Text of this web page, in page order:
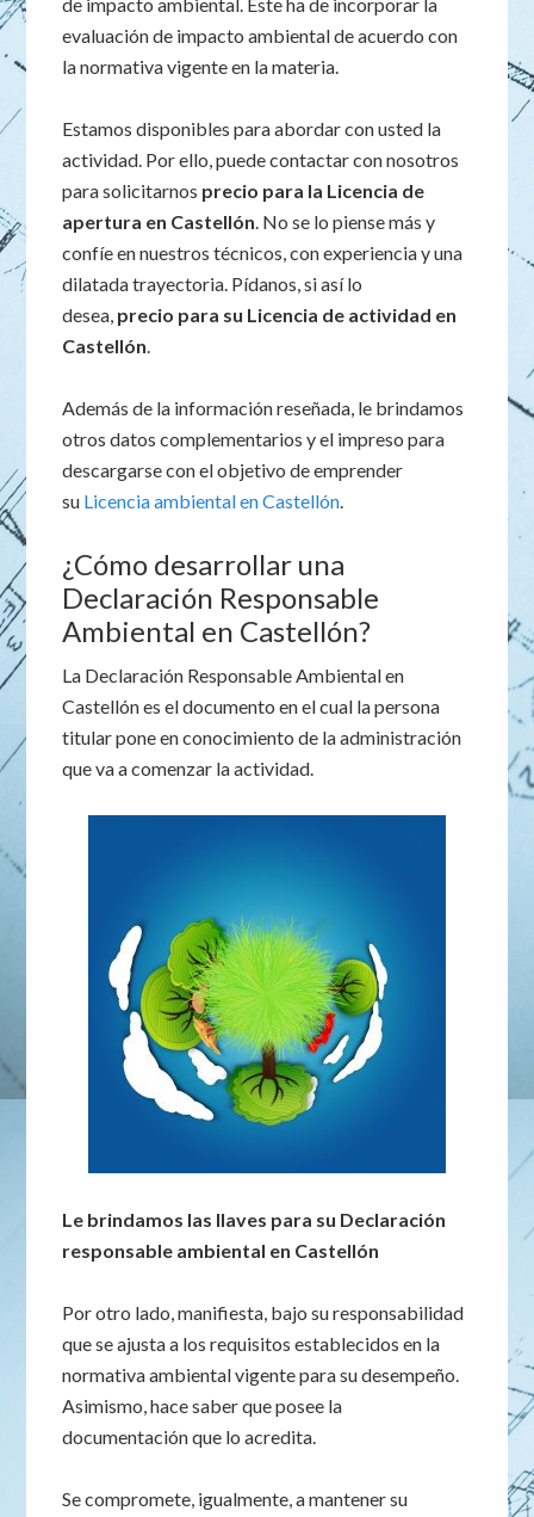
evaluación de impacto ambiental de acuerdo con
la normativa vigente en la materia.
Estamos disponibles para abordar con usted la
actividad. Por ello, puede contactar con nosotros
para solicitarnos precio para la Licencia de
apertura en Castellón. No se lo piense más y
confíe en nuestros técnicos, con experiencia y una
dilatada trayectoria. Pídanos, si así lo
desea, precio para su Licencia de actividad en
Castellón.
Además de la información reseñada, le brindamos
otros datos complementarios y el impreso para
descargarse con el objetivo de emprender
su Licencia ambiental en Castellón.
¿Cómo desarrollar una
Declaración Responsable
Ambiental en Castellón?
La Declaración Responsable Ambiental en
Castellón es el documento en el cual la persona
titular pone en conocimiento de la administración
que va a comenzar la actividad.
Le brindamos las llaves para su Declaración
responsable ambiental en Castellón
Por otro lado, manifiesta, bajo su responsabilidad
que se ajusta a los requisitos establecidos en la
normativa ambiental vigente para su desempeño.
Asimismo, hace saber que posee la
documentación que lo acredita.
Se compromete, igualmente, a mantener su